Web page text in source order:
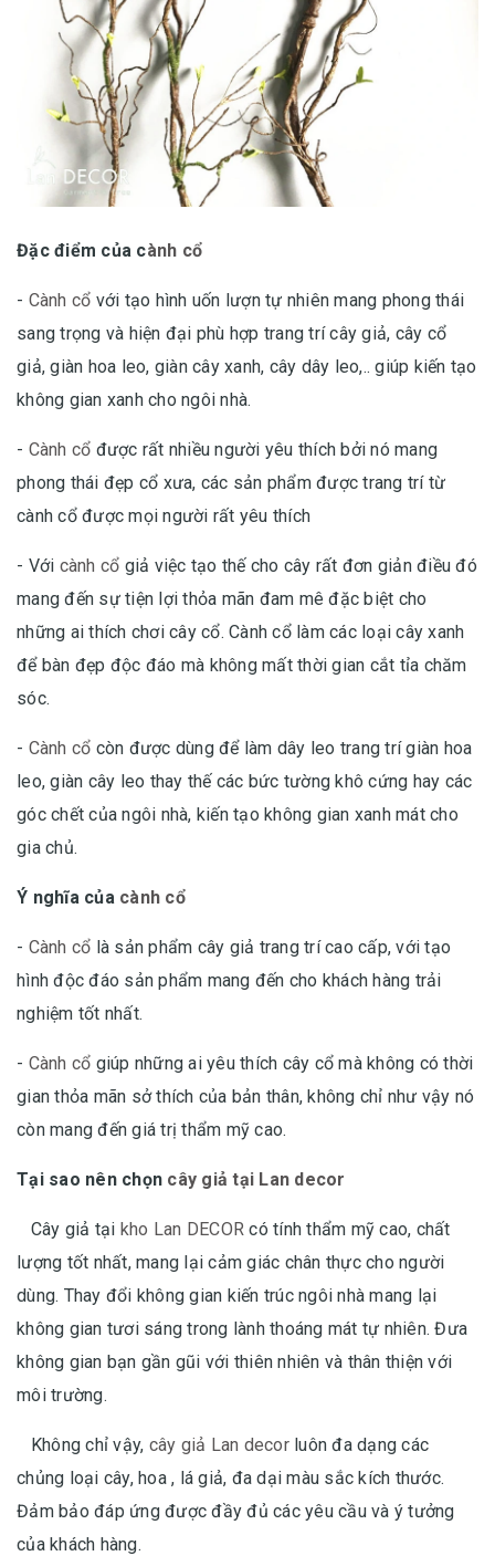
Đặc điểm của cành cổ
- Cành cổ với tạo hình uốn lượn tự nhiên mang phong thái
sang trọng và hiện đại phù hợp trang trí cây giả, cây cổ
giả, giàn hoa leo, giàn cây xanh, cây dây leo,.. giúp kiến tạo
không gian xanh cho ngôi nhà.
- Cành cổ được rất nhiều người yêu thích bởi nó mang
phong thái đẹp cổ xưa, các sản phẩm được trang trí từ
cành cổ được mọi người rất yêu thích
- Với cành cổ giả việc tạo thế cho cây rất đơn giản điều đó
mang đến sự tiện lợi thỏa mãn đam mê đặc biệt cho
những ai thích chơi cây cổ. Cành cổ làm các loại cây xanh
để bàn đẹp độc đáo mà không mất thời gian cắt tỉa chăm
sóc.
- Cành cổ còn được dùng để làm dây leo trang trí giàn hoa
leo, giàn cây leo thay thế các bức tường khô cứng hay các
góc chết của ngôi nhà, kiến tạo không gian xanh mát cho
gia chủ.
Ý nghĩa của cành cổ
- Cành cổ là sản phẩm cây giả trang trí cao cấp, với tạo
hình độc đáo sản phẩm mang đến cho khách hàng trải
nghiệm tốt nhất.
- Cành cổ giúp những ai yêu thích cây cổ mà không có thời
gian thỏa mãn sở thích của bản thân, không chỉ như vậy nó
còn mang đến giá trị thẩm mỹ cao.
Tại sao nên chọn cây giả tại Lan decor
Cây giả tại kho Lan DECOR có tính thẩm mỹ cao, chất
lượng tốt nhất, mang lại cảm giác chân thực cho người
dùng. Thay đổi không gian kiến trúc ngôi nhà mang lại
không gian tươi sáng trong lành thoáng mát tự nhiên. Đưa
không gian bạn gần gũi với thiên nhiên và thân thiện với
môi trường.
Không chỉ vậy, cây giả Lan decorluôn đa dạng các
chủng loại cây, hoa , lá giả, đa dại màu sắc kích thước.
Đảm bảo đáp ứng được đầy đủ các yêu cầu và ý tưởng
của khách hàng.